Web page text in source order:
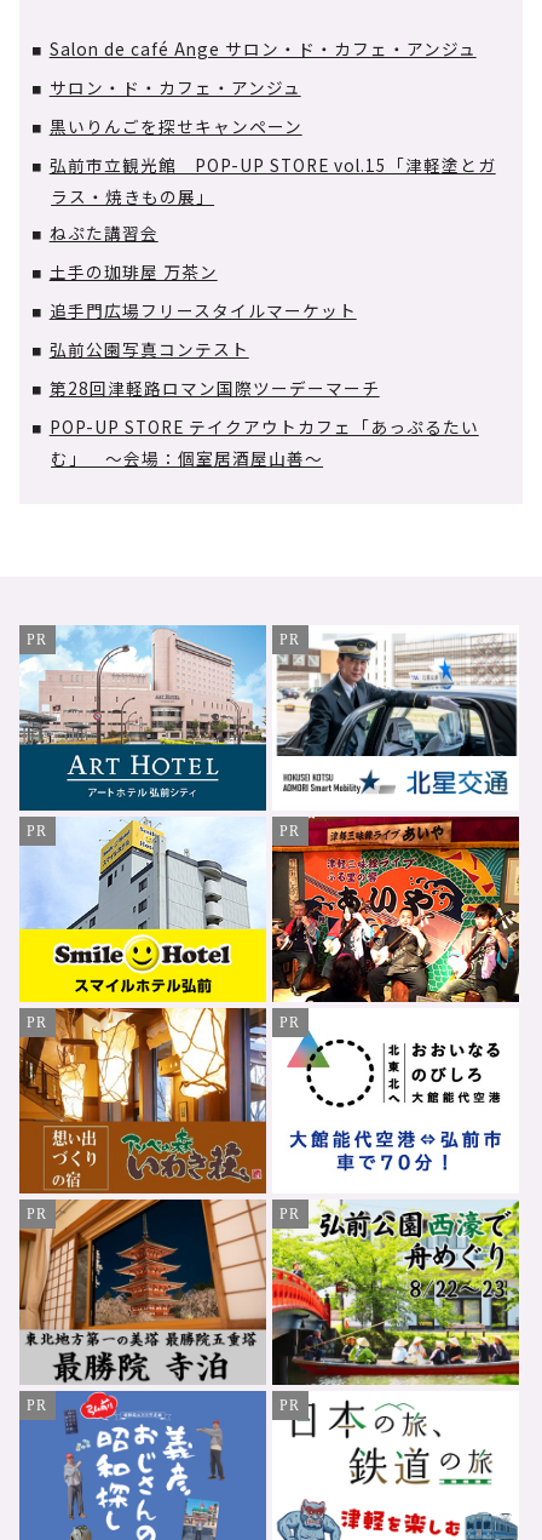
■ Salon de café Ange サロン・ド・カフェ・アンジュ
■ サロン・ド・カフェ・アンジュ
■ 黒いりんごを探せキャンペーン
■ 弘前市立観光館 POP-UP STORE vol.15「津軽塗とガ
ラス・焼きもの展」
■ ねぷた講習会
■ 土手の珈琲屋 万茶ン
■ 追手門広場フリースタイルマーケット
■ 弘前公園写真コンテスト
■ 第28回津軽路ロマン国際ツーデーマーチ
■
POP-UP STORE テイクアウトカフェ「あっぷるたい
む」 ～会場：個室居酒屋山善～
PR PR
PR PR
PR PR
PR PR
PR PR